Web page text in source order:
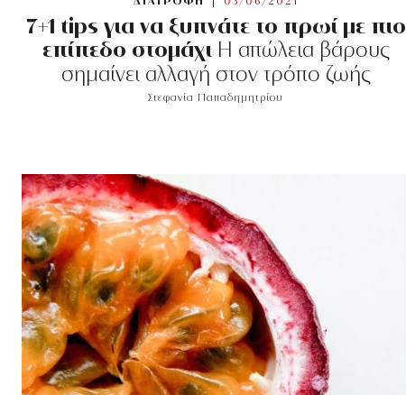
7+1 tips για να ξυπνάτε το πρωί με πιο
επίπεδο στομάχιH απώλεια βάρους
σημαίνει αλλαγή στον τρόπο ζωής
Στεφανία Παπαδημητρίου